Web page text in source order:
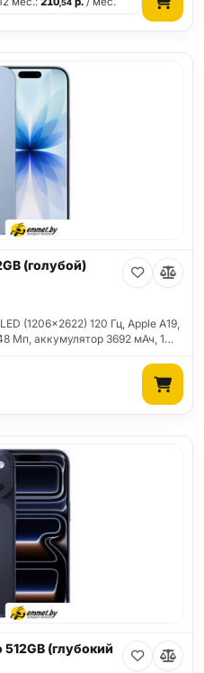
,54
(голубой)
(1206x2622) 120 Гц, Apple A19,
Мп, аккумулятор 3692 мАч, 1…
(глубокий